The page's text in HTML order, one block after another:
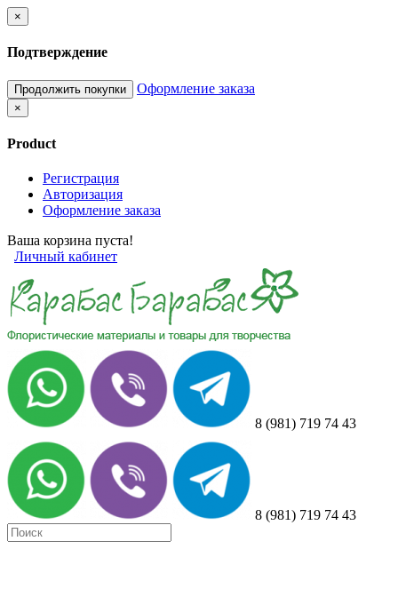
×
Подтверждение
Продолжить покупки Оформление заказа
×
Product
Регистрация
Авторизация
Оформление заказа
Ваша корзина пуста!
Личный кабинет
8 (981) 719 74 43
8 (981) 719 74 43